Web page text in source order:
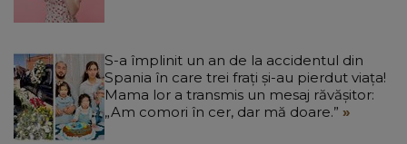
S-a împlinit un an de la accidentul din
Spania în care trei frați și-au pierdut viața!
Mama lor a transmis un mesaj răvășitor:
„Am comori în cer, dar mă doare.”